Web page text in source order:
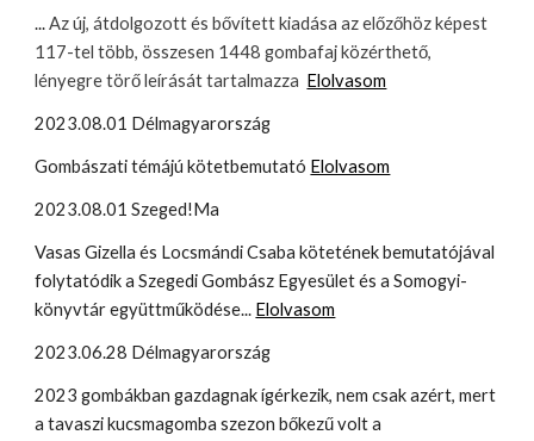
...Az új, átdolgozott és bővített kiadása az előzőhöz képest
117-tel több, összesen 1448 gombafaj közérthető,
lényegre törő leírását tartalmazza Elolvasom
2023.08.01 Délmagyarország
Gombászati témájú kötetbemutató Elolvasom
2023.08.01 Szeged!Ma
Vasas Gizella és Locsmándi Csaba kötetének bemutatójával
folytatódik a Szegedi Gombász Egyesület és a Somogyi-
könyvtár együttműködése... Elolvasom
2023.06.28 Délmagyarország
2023 gombákban gazdagnak ígérkezik, nem csak azért, mert
a tavaszi kucsmagomba szezon bőkezű volt a